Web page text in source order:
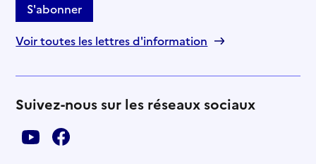
S'abonner
Voir toutes les lettres d'information
Suivez-nous sur les réseaux sociaux